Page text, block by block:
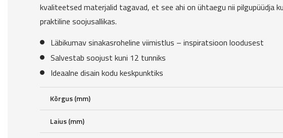
kvaliteetsed materjalid tagavad, et see ahi on ühtaegu nii pilgupüüdja
praktiline soojusallikas.
Läbikumav sinakasroheline viimistlus – inspiratsioon loodusest
Salvestab soojust kuni 12 tunniks
Ideaalne disain kodu keskpunktiks
Kõrgus (mm)
Laius (mm)